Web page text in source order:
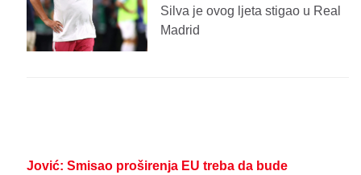
Silva je ovog ljeta stigao u Real
Madrid
Jović: Smisao proširenja EU treba da bude